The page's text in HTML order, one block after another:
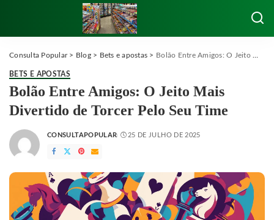
Consulta Popular> Blog> Bets e apostas > Bolão Entre Amigos: O Jeito Mais Divertido de Torcer Pelo Seu Time
BETS E APOSTAS
Bolão Entre Amigos: O Jeito Mais
Divertido de Torcer Pelo Seu Time
BY
CONSULTAPOPULAR 25 DE JULHO DE 2025